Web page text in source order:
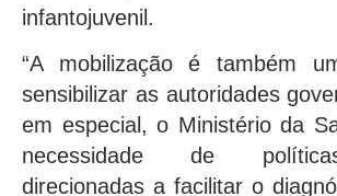
infantojuvenil.
“A mobilização é também
sensibilizar as autoridades
em especial, o Ministério da
necessidade de
direcionadas a facilitar o